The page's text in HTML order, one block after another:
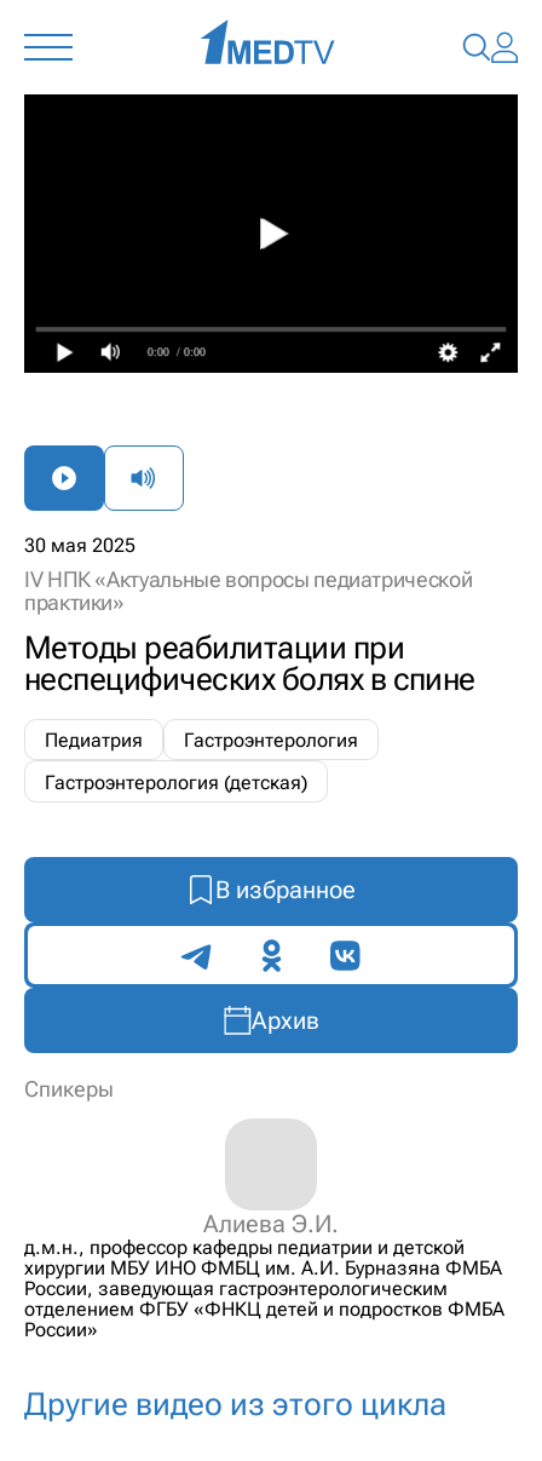
0:00 / 0:00
30 мая 2025
IV НПК «Актуальные вопросы педиатрической
практики»
Методы реабилитации при
неспецифических болях в спине
Педиатрия
Гастроэнтерология
Гастроэнтерология (детская)
В избранное
Поделиться
Архив
Спикеры
Алиева Э.И.
д.м.н., профессор кафедры педиатрии и детской
хирургии МБУ ИНО ФМБЦ им. А.И. Бурназяна ФМБА
России, заведующая гастроэнтерологическим
отделением ФГБУ «ФНКЦ детей и подростков ФМБА
России»
Другие видео из этого цикла